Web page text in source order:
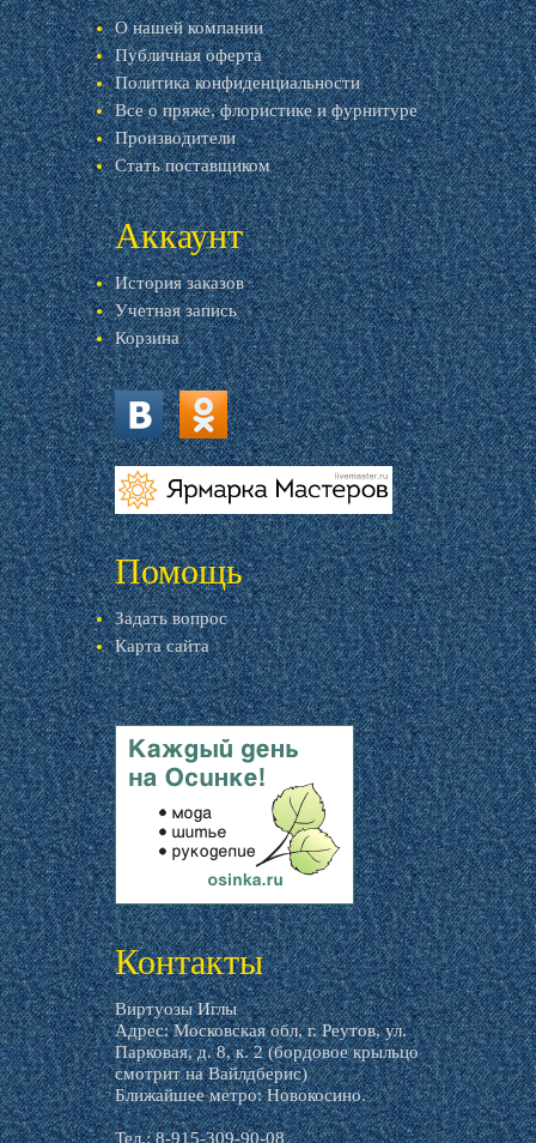
О нашей компании
Публичная оферта
Политика конфиденциальности
Все о пряже, флористике и фурнитуре
Производители
Стать поставщиком
Аккаунт
История заказов
Учетная запись
Корзина
vk.com ok.ru
livemaster.ru
Помощь
Задать вопрос
Карта сайта
livemaster.ru
Контакты
Виртуозы Иглы
Адрес: Московская обл, г. Реутов, ул.
Парковая, д. 8, к. 2 (бордовое крыльцо
смотрит на Вайлдберис)
Ближайшее метро: Новокосино.
Тел.: 8-915-309-90-08